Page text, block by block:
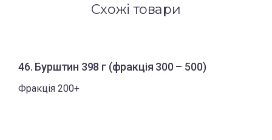
Схожі товари
46. Бурштин 398 г (фракція 300 – 500)
Фракція 200+